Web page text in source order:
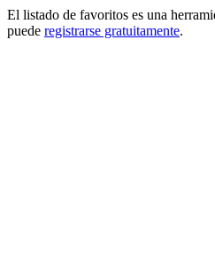
El listado de favoritos es una
puede registrarse gratuitamente.